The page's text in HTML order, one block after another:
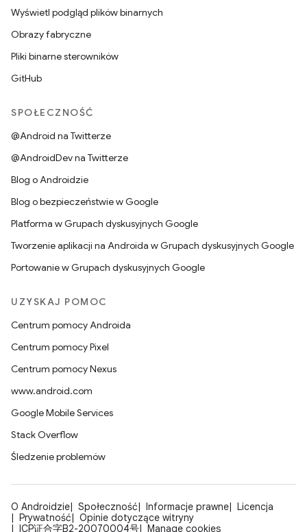
Wyświetl podgląd plików binarnych
Obrazy fabryczne
Pliki binarne sterowników
GitHub
SPOŁECZNOŚĆ
@Android na Twitterze
@AndroidDev na Twitterze
Blog o Androidzie
Blog o bezpieczeństwie w Google
Platforma w Grupach dyskusyjnych Google
Tworzenie aplikacji na Androida w Grupach dyskusyjnych Google
Portowanie w Grupach dyskusyjnych Google
UZYSKAJ POMOC
Centrum pomocy Androida
Centrum pomocy Pixel
Centrum pomocy Nexus
www.android.com
Google Mobile Services
Stack Overflow
Śledzenie problemów
O Androidzie Społeczność Informacje prawne
Licencja
Prywatność
Opinie dotyczące witryny
ICP证合字B2-20070004号
Manage cookies